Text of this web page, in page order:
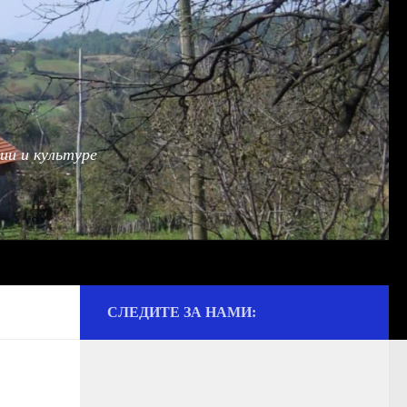
и культуре
СЛЕДИТЕ ЗА НАМИ: